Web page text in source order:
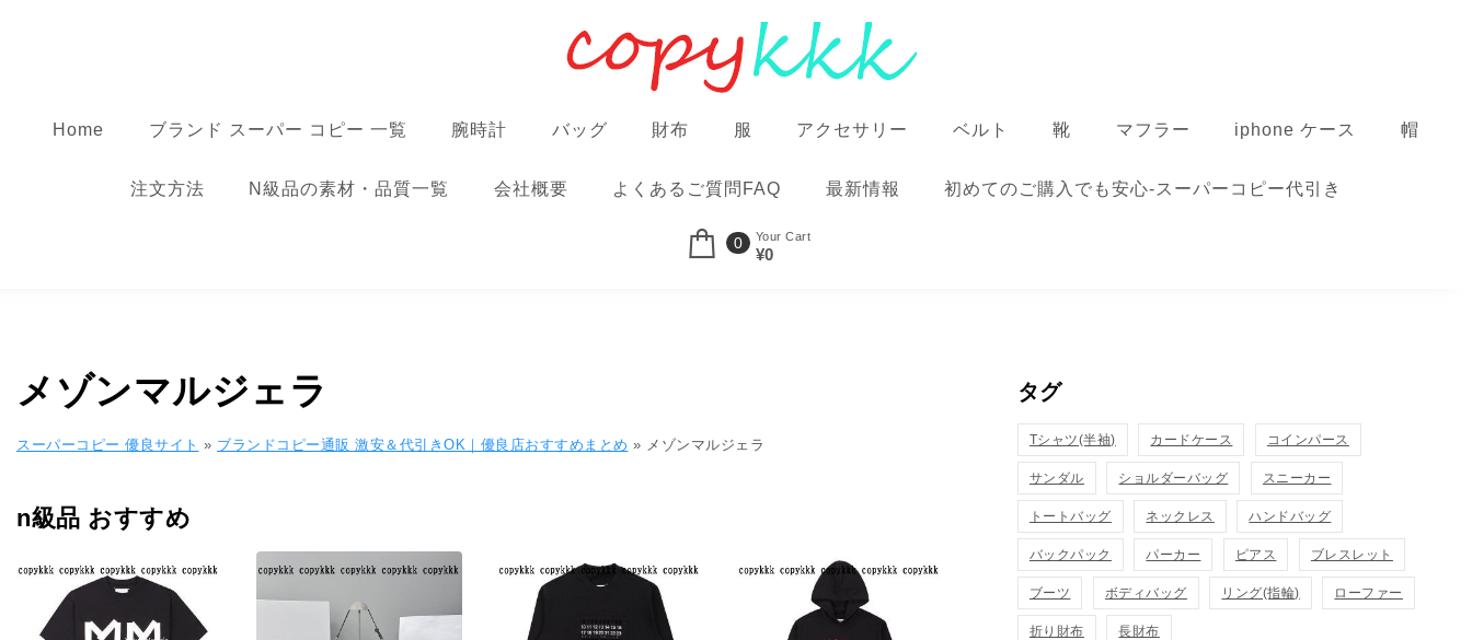
Home ブランド スーパー コピー 一覧 腕時計 バッグ 財布 服 アクセサリー ベルト 靴 マフラー iphone ケース 帽
注文方法 N級品の素材・品質一覧 会社概要 よくあるご質問FAQ 最新情報 初めてのご購入でも安心-スーパーコピー代引き
0 Your Cart
¥0
メゾンマルジェラ
スーパーコピー 優良サイト » ブランドコピー通販 激安＆代引きOK｜優良店おすすめまとめ » メゾンマルジェラ
n級品 おすすめ
タグ
Tシャツ(半袖) カードケース コインパース
サンダル ショルダーバッグ スニーカー
トートバッグ ネックレス ハンドバッグ
バックパック パーカー ピアス ブレスレット
ブーツ ボディバッグ リング(指輪) ローファー
折り財布 長財布